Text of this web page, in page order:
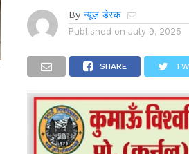
By न्यूज़ डेस्क
Published on July 9, 2025
SHARE